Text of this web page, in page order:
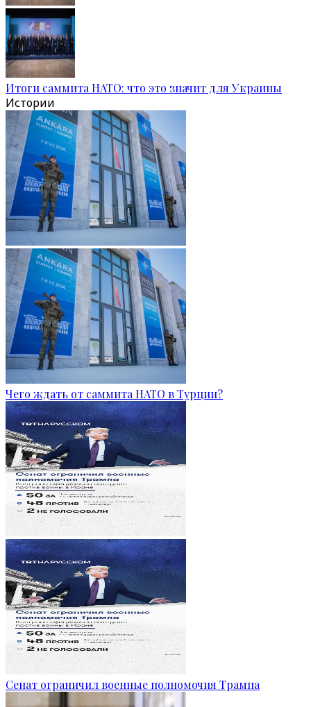
Итоги саммита НАТО: что это значит для Украины
Истории
Чего ждать от саммита НАТО в Турции?
Сенат ограничил военные полномочия Трампа